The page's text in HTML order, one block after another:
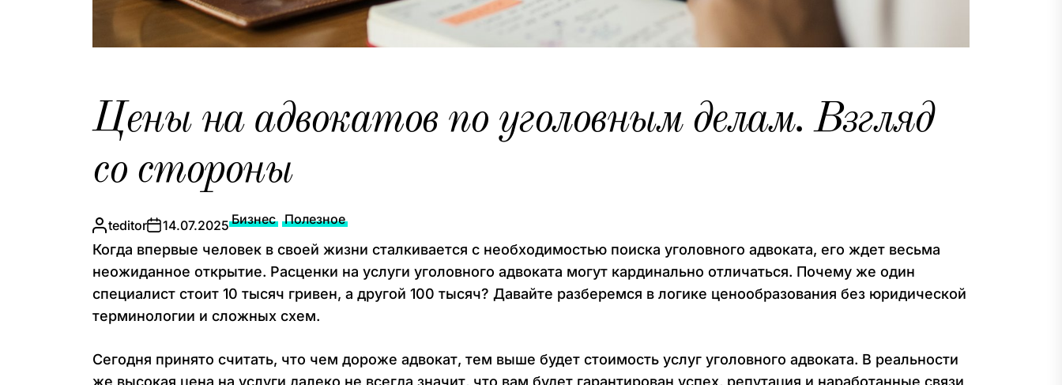
Цены на адвокатов по уголовным делам. Взгляд
со стороны
teditor 14.07.2025 Бизнес Полезное
Когда впервые человек в своей жизни сталкивается с необходимостью поиска уголовного адвоката, его ждет весьма
неожиданное открытие. Расценки на услуги уголовного адвоката могут кардинально отличаться. Почему же один
специалист стоит 10 тысяч гривен, а другой 100 тысяч? Давайте разберемся в логике ценообразования без юридической
терминологии и сложных схем.
Сегодня принято считать, что чем дороже адвокат, тем выше будет стоимость услуг уголовного адвоката. В реальности
же высокая цена на услуги далеко не всегда значит, что вам будет гарантирован успех, репутация и наработанные связи